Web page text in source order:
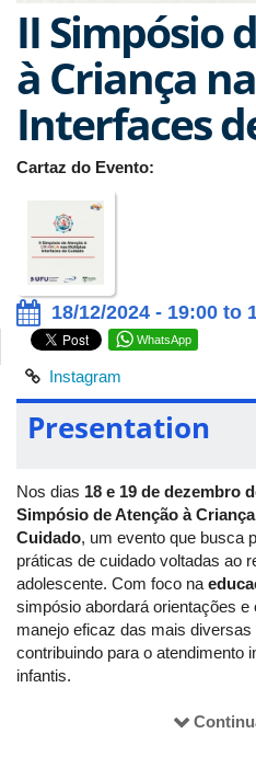
II Simpósio
à Criança
Interfaces
Cartaz do Evento:
18/12/2024 - 19:00 to
WhatsApp
Instagram
Presentation
Nos dias 18 e 19 de dezembro
Simpósio de Atenção à
Cuidado, um evento que busca
práticas de cuidado voltadas ao
adolescente. Com foco na
simpósio abordará orientações
manejo eficaz das mais
contribuindo para o atendimento
infantis.
Pró-Reitoria